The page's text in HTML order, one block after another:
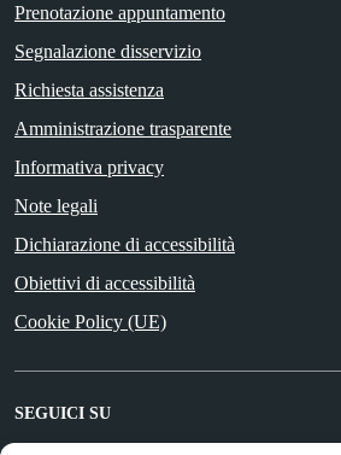
Prenotazione appuntamento
Segnalazione disservizio
Richiesta assistenza
Amministrazione trasparente
Informativa privacy
Note legali
Dichiarazione di accessibilità
Obiettivi di accessibilità
Cookie Policy (UE)
SEGUICI SU